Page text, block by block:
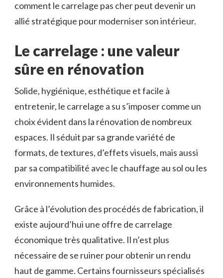
comment le carrelage pas cher peut devenir un
allié stratégique pour moderniser son intérieur.
Le carrelage : une valeur
sûre en rénovation
Solide, hygiénique, esthétique et facile à
entretenir, le carrelage a su s’imposer comme un
choix évident dans la rénovation de nombreux
espaces. Il séduit par sa grande variété de
formats, de textures, d’effets visuels, mais aussi
par sa compatibilité avec le chauffage au sol ou les
environnements humides.
Grâce à l’évolution des procédés de fabrication, il
existe aujourd’hui une offre de carrelage
économique très qualitative. Il n’est plus
nécessaire de se ruiner pour obtenir un rendu
haut de gamme. Certains fournisseurs spécialisés